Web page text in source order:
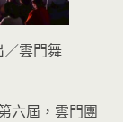
／雲門舞
六屆，雲門團